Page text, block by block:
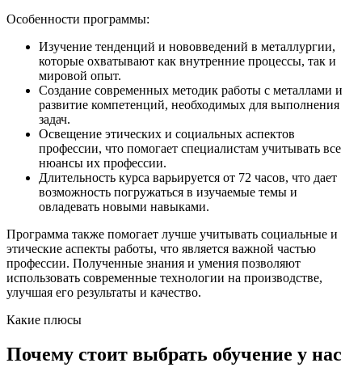
Особенности программы:
Изучение тенденций и нововведений в металлургии,
которые охватывают как внутренние процессы, так и
мировой опыт.
Создание современных методик работы с металлами и
развитие компетенций, необходимых для выполнения
задач.
Освещение этических и социальных аспектов
профессии, что помогает специалистам учитывать все
нюансы их профессии.
Длительность курса варьируется от 72 часов, что дает
возможность погружаться в изучаемые темы и
овладевать новыми навыками.
Программа также помогает лучше учитывать социальные и
этические аспекты работы, что является важной частью
профессии. Полученные знания и умения позволяют
использовать современные технологии на производстве,
улучшая его результаты и качество.
Какие плюсы
Почему стоит выбрать обучение у нас